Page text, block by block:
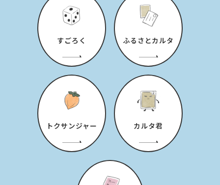
すごろく ふるさとカルタ
トクサンジャー カルタ君